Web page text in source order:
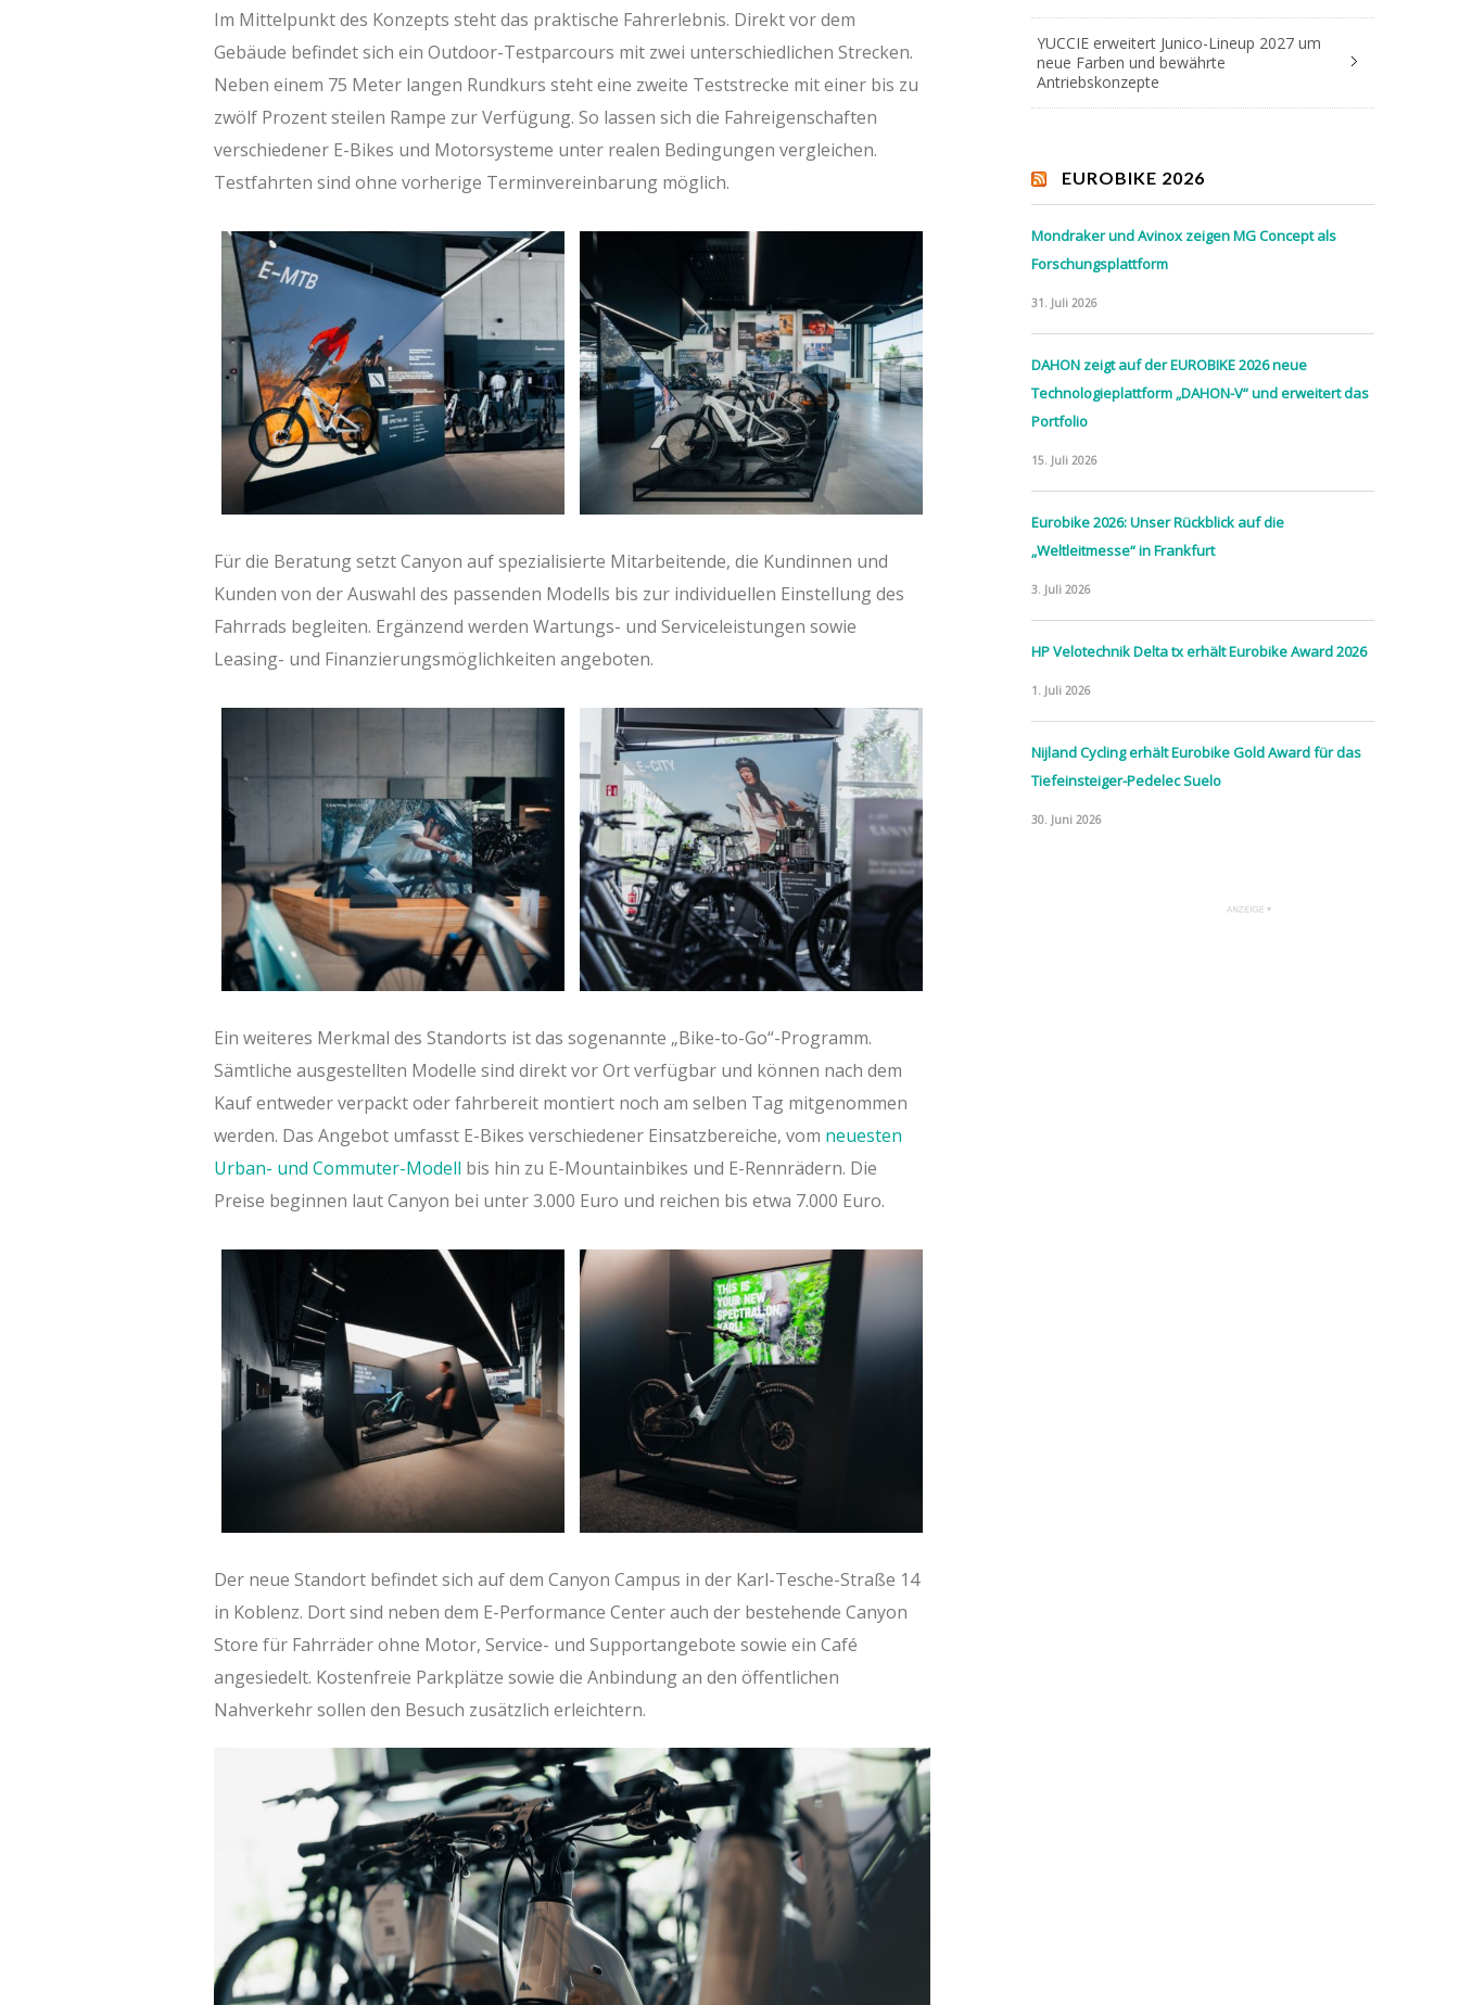
Im Mittelpunkt des Konzepts steht das praktische Fahrerlebnis. Direkt vor dem
Gebäude befindet sich ein Outdoor-Testparcours mit zwei unterschiedlichen Strecken.
Neben einem 75 Meter langen Rundkurs steht eine zweite Teststrecke mit einer bis zu
zwölf Prozent steilen Rampe zur Verfügung. So lassen sich die Fahreigenschaften
verschiedener E-Bikes und Motorsysteme unter realen Bedingungen vergleichen.
Testfahrten sind ohne vorherige Terminvereinbarung möglich.
Für die Beratung setzt Canyon auf spezialisierte Mitarbeitende, die Kundinnen und
Kunden von der Auswahl des passenden Modells bis zur individuellen Einstellung des
Fahrrads begleiten. Ergänzend werden Wartungs- und Serviceleistungen sowie
Leasing- und Finanzierungsmöglichkeiten angeboten.
Ein weiteres Merkmal des Standorts ist das sogenannte „Bike-to-Go“-Programm.
Sämtliche ausgestellten Modelle sind direkt vor Ort verfügbar und können nach dem
Kauf entweder verpackt oder fahrbereit montiert noch am selben Tag mitgenommen
werden. Das Angebot umfasst E-Bikes verschiedener Einsatzbereiche, vom neuesten
Urban- und Commuter-Modell bis hin zu E-Mountainbikes und E-Rennrädern. Die
Preise beginnen laut Canyon bei unter 3.000 Euro und reichen bis etwa 7.000 Euro.
Der neue Standort befindet sich auf dem Canyon Campus in der Karl-Tesche-Straße 14
in Koblenz. Dort sind neben dem E-Performance Center auch der bestehende Canyon
Store für Fahrräder ohne Motor, Service- und Supportangebote sowie ein Café
angesiedelt. Kostenfreie Parkplätze sowie die Anbindung an den öffentlichen
Nahverkehr sollen den Besuch zusätzlich erleichtern.
YUCCIE erweitert Junico-Lineup 2027 um
neue Farben und bewährte
Antriebskonzepte
EUROBIKE 2026
Mondraker und Avinox zeigen MG Concept als
Forschungsplattform
31. Juli 2026
DAHON zeigt auf der EUROBIKE 2026 neue
Technologieplattform „DAHON-V“ und erweitert das
Portfolio
15. Juli 2026
Eurobike 2026: Unser Rückblick auf die
„Weltleitmesse“ in Frankfurt
3. Juli 2026
HP Velotechnik Delta tx erhält Eurobike Award 2026
1. Juli 2026
Nijland Cycling erhält Eurobike Gold Award für das
Tiefeinsteiger-Pedelec Suelo
30. Juni 2026